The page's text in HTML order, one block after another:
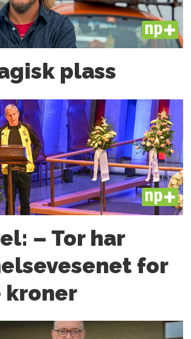
PLUS
plass
PLUS
– Tor har
for
kroner